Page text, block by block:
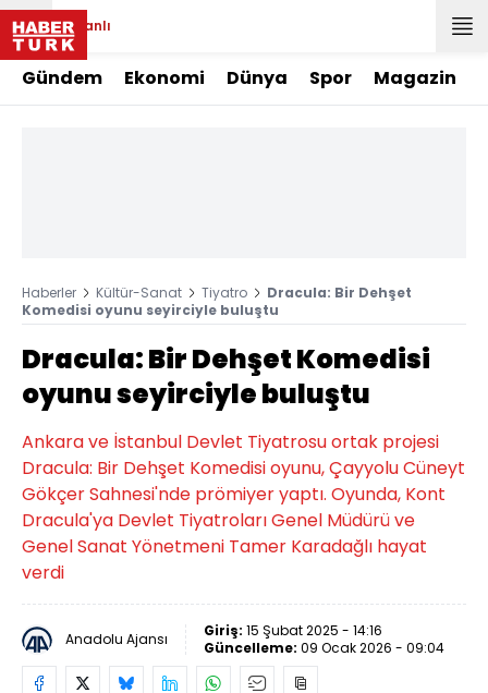
Canlı
Gündem Ekonomi Dünya Spor Magazin
Haberler Kültür-Sanat Tiyatro
Dracula: Bir Dehşet
Komedisi oyunu seyirciyle buluştu
Dracula: Bir Dehşet Komedisi
oyunu seyirciyle buluştu
Ankara ve İstanbul Devlet Tiyatrosu ortak projesi
Dracula: Bir Dehşet Komedisi oyunu, Çayyolu Cüneyt
Gökçer Sahnesi'nde prömiyer yaptı. Oyunda, Kont
Dracula'ya Devlet Tiyatroları Genel Müdürü ve
Genel Sanat Yönetmeni Tamer Karadağlı hayat
verdi
Anadolu Ajansı Giriş: 15 Şubat 2025 - 14:16
Güncelleme: 09 Ocak 2026 - 09:04